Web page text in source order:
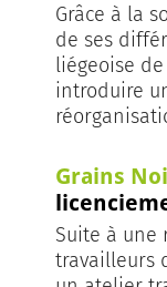
Grâce à la
de ses
liégeoise
introduire
Grains
Suite à une
travailleurs